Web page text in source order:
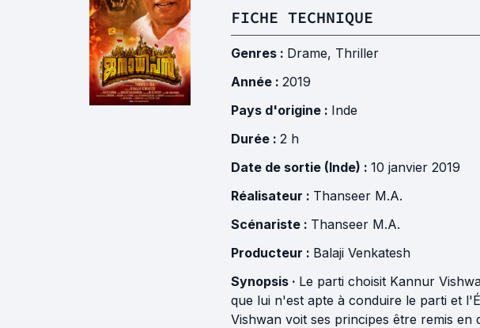
FICHE TECHNIQUE
Genres : Drame, Thriller
Année : 2019
Pays d'origine : Inde
Durée : 2 h
Date de sortie (Inde) : 10 janvier 2019
Réalisateur : Thanseer M.A.
Scénariste : Thanseer M.A.
Producteur : Balaji Venkatesh
Synopsis · Le parti choisit Kannur
que lui n'est apte à conduire le parti et
Vishwan voit ses principes être remis en